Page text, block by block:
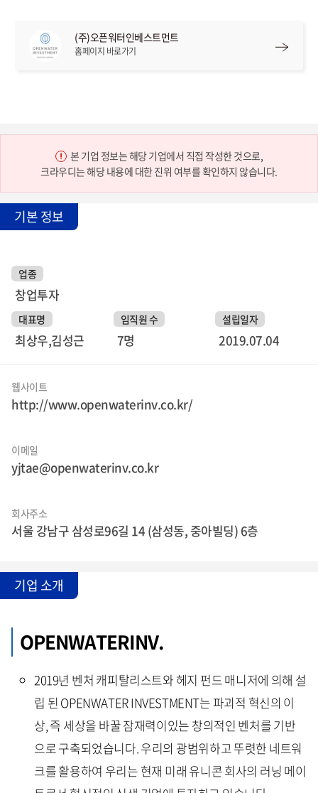
(주)오픈워터인베스트먼트
홈페이지 바로가기
본 기업 정보는 해당 기업에서 직접 작성한 것으로,
크라우디는 해당 내용에 대한 진위 여부를 확인하지 않습니다.
기본 정보
업종
창업투자
대표명
최상우,김성근
임직원 수
7명
설립일자
2019.07.04
웹사이트
http://www.openwaterinv.co.kr/
이메일
yjtae@openwaterinv.co.kr
회사주소
서울 강남구 삼성로96길 14 (삼성동, 중아빌딩) 6층
기업 소개
OPENWATERINV.
2019년 벤처 캐피탈리스트와 헤지 펀드 매니저에 의해 설
립 된 OPENWATER INVESTMENT는 파괴적 혁신의 이
상, 즉 세상을 바꿀 잠재력이있는 창의적인 벤처를 기반
으로 구축되었습니다. 우리의 광범위하고 뚜렷한 네트워
크를 활용하여 우리는 현재 미래 유니콘 회사의 러닝 메이